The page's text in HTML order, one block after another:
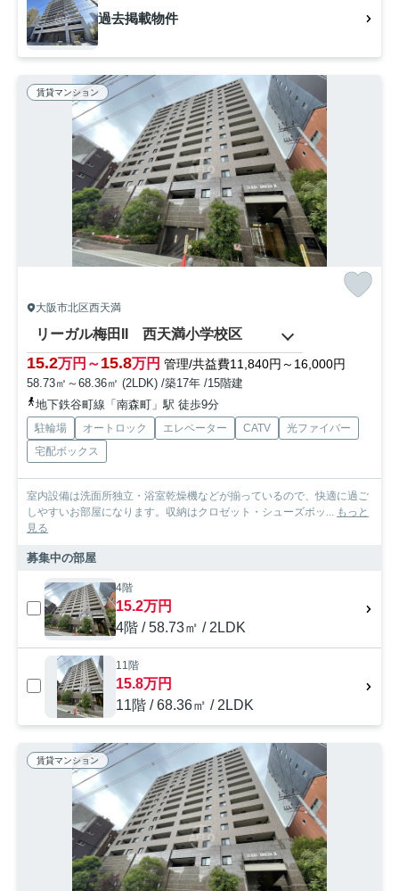
過去掲載物件
賃貸マンション
大阪市北区西天満
リーガル梅田II 西天満小学校区
15.2万円～15.8万円 管理/共益費11,840円～16,000円
58.73㎡～68.36㎡ (2LDK) /築17年 /15階建
地下鉄谷町線「南森町」駅 徒歩9分
駐輪場 オートロック エレベーター CATV
光ファイバー
宅配ボックス
室内設備は洗面所独立・浴室乾燥機などが揃っているので、快適に過ご
しやすいお部屋になります。収納はクロゼット・シューズボッ...
もっと
見る
募集中の部屋
4階
15.2万円
4階 / 58.73㎡ / 2LDK
11階
15.8万円
11階 / 68.36㎡ / 2LDK
賃貸マンション